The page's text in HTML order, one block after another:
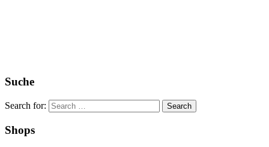
Suche
Search for:
Shops